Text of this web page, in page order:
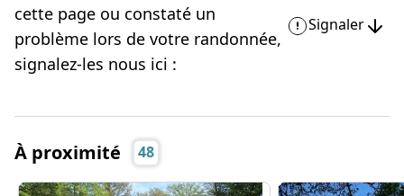
cette page ou constaté un
problème lors de votre randonnée,
signalez-les nous ici :
Signaler
À proximité 48